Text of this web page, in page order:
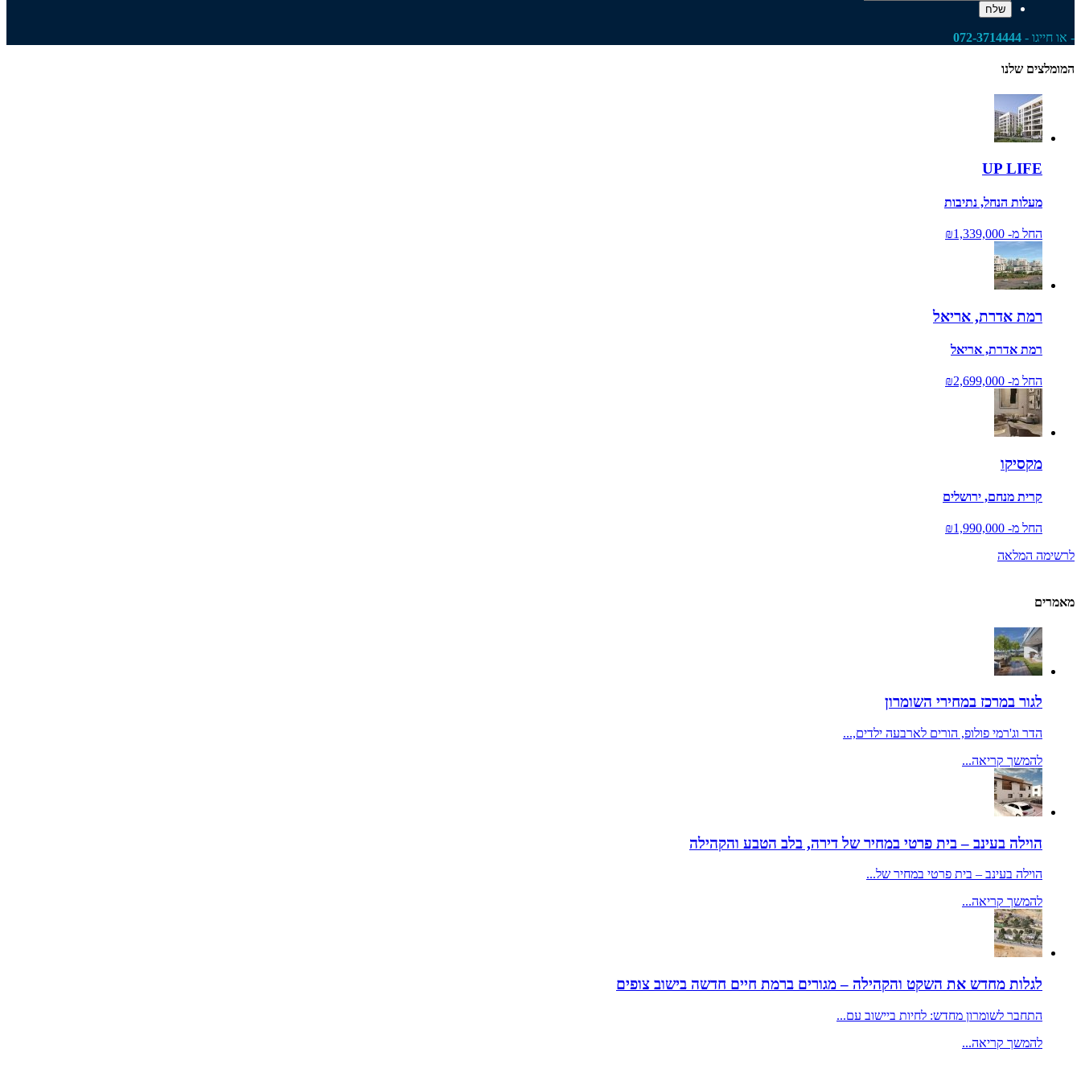
- או חייגו - 072-3714444
המומלצים שלנו
UP LIFE
מעלות הנחל, נתיבות
החל מ- ₪1,339,000
רמת אדרת, אריאל
רמת אדרת, אריאל
החל מ- ₪2,699,000
מקסיקו
קרית מנחם, ירושלים
החל מ- ₪1,990,000
לרשימה המלאה
מאמרים
לגור במרכז במחירי השומרון
הדר וג'רמי פולופ, הורים לארבעה ילדים,...
להמשך קריאה...
הוילה בעינב – בית פרטי במחיר של דירה, בלב הטבע והקהילה
הוילה בעינב – בית פרטי במחיר של...
להמשך קריאה...
לגלות מחדש את השקט והקהילה – מגורים ברמת חיים חדשה בישוב צופים
התחבר לשומרון מחדש: לחיות ביישוב עם...
להמשך קריאה...